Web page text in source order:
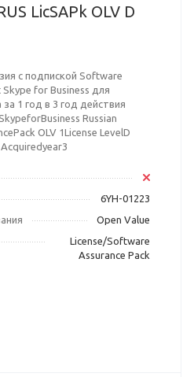
LicSAPk OLV D
с подпиской Software
for Business для
1 год в 3 год действия
Russian
OLV 1License LevelD
6YH-01223
Open Value
License/Software
Assurance Pack